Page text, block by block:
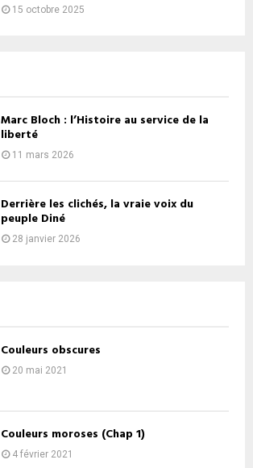
15 octobre 2025
Marc Bloch : l’Histoire au service de la
liberté
11 mars 2026
Derrière les clichés, la vraie voix du
peuple Diné
28 janvier 2026
Couleurs obscures
20 mai 2021
Couleurs moroses (Chap 1)
4 février 2021